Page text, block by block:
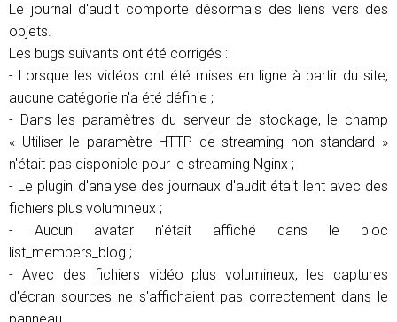
Le journal d'audit comporte désormais des liens vers des
objets.
Les bugs suivants ont été corrigés :
- Lorsque les vidéos ont été mises en ligne à partir du site,
aucune catégorie n'a été définie ;
- Dans les paramètres du serveur de stockage, le champ
« Utiliser le paramètre HTTP de streaming non standard »
n'était pas disponible pour le streaming Nginx ;
- Le plugin d'analyse des journaux d'audit était lent avec des
fichiers plus volumineux ;
- Aucun avatar n'était affiché dans le bloc
list_members_blog ;
- Avec des fichiers vidéo plus volumineux, les captures
d'écran sources ne s'affichaient pas correctement dans le